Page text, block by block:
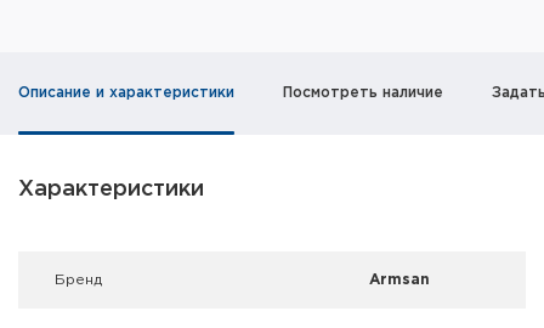
Фальшпатроны
Оружейные шкафы и сейфы
Описание и характеристики Посмотреть наличие
Характеристики
Брeнд Armsan